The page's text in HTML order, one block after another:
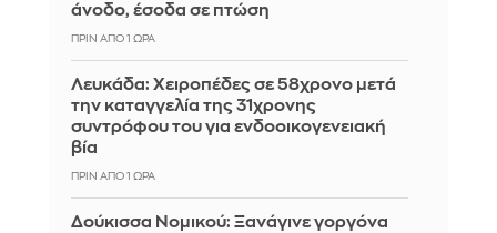
άνοδο, έσοδα σε πτώση
ΠΡΙΝ ΑΠΌ 1 ΏΡΑ
Λευκάδα: Χειροπέδες σε 58χρονο μετά
την καταγγελία της 31χρονης
συντρόφου του για ενδοοικογενειακή
βία
ΠΡΙΝ ΑΠΌ 1 ΏΡΑ
Δούκισσα Νομικού: Ξανάγινε γοργόνα